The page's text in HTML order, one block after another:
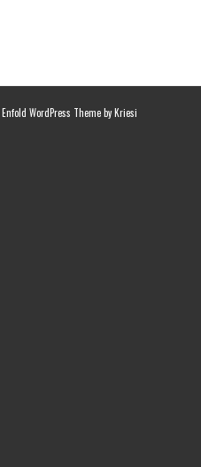
Enfold WordPress Theme by Kriesi